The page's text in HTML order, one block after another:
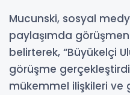
Mucunski, sosyal
paylaşımda
belirterek, “Büyükelçi
görüşme
mükemmel ilişkileri ve